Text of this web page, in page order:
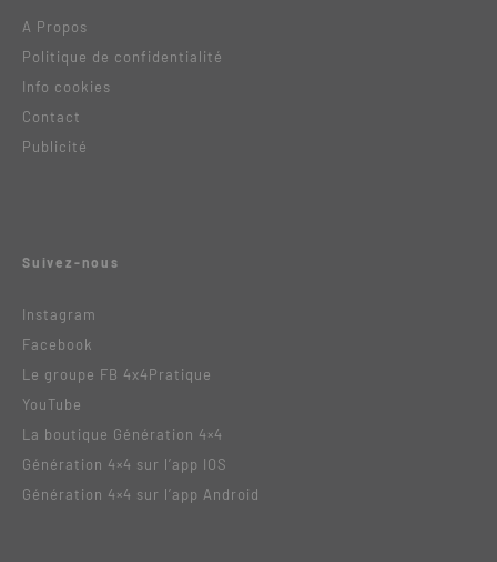
A Propos
Politique de confidentialité
Info cookies
Contact
Publicité
Suivez-nous
Instagram
Facebook
Le groupe FB 4x4Pratique
YouTube
La boutique Génération 4×4
Génération 4×4 sur l’app IOS
Génération 4×4 sur l’app Android